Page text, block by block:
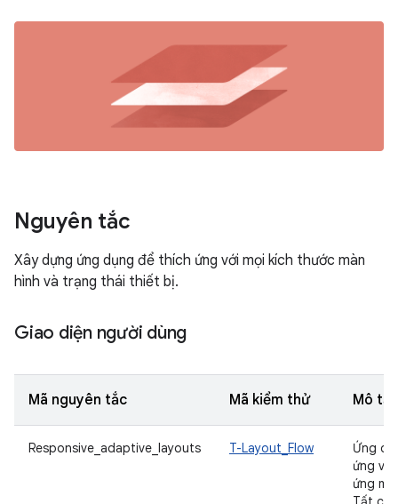
Nguyên tắc
Xây dựng ứng dụng để thích ứng với mọi kích thước màn
hình và trạng thái thiết bị.
Giao diện người dùng
Mã nguyên tắc Mã kiểm thử Mô tả
Responsive_adaptive_layouts T-Layout_Flow
Ứng
ứng và
ứng